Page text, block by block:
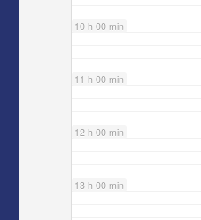
10 h 00 min
11 h 00 min
12 h 00 min
13 h 00 min